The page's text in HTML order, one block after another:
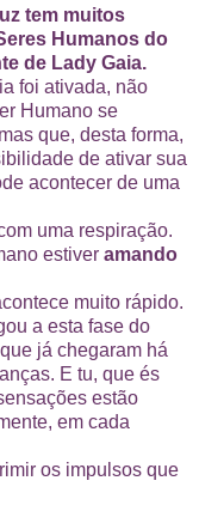
tem muitos
Humanos do
de Lady Gaia.
foi ativada, não
Humano se
que, desta forma,
de ativar sua
acontecer de uma
uma respiração.
estiver amando
muito rápido.
a esta fase do
já chegaram há
E tu, que és
estão
em cada
os impulsos que